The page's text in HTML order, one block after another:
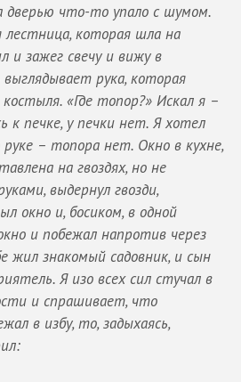
дверью что-то упало с шумом.
лестница, которая шла на
и зажег свечу и вижу в
выглядывает рука, которая
«Где топор?» Искал я –
к печке, у печки нет. Я хотел
– топора нет. Окно в кухне,
на гвоздях, но не
выдернул гвозди,
окно и, босиком, в одной
и побежал напротив через
жил знакомый садовник, и сын
Я изо всех сил стучал в
и спрашивает, что
в избу, то, задыхаясь,